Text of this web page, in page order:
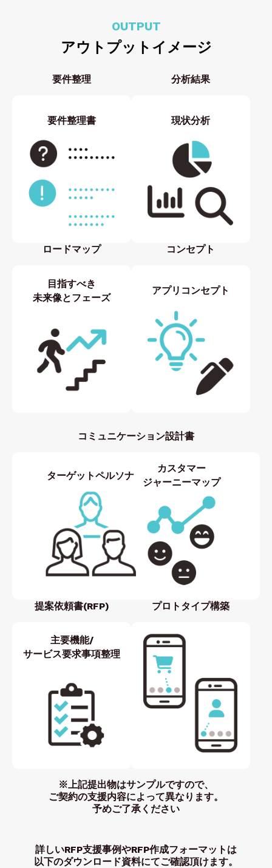
OUTPUT
アウトプットイメージ
要件整理
要件整理書
分析結果
現状分析
ロードマップ
目指すべき
未来像とフェーズ
コンセプト
アプリコンセプト
コミュニケーション設計書
ターゲットペルソナ
カスタマー
ジャーニーマップ
提案依頼書(RFP)
主要機能/
サービス要求事項整理
プロトタイプ構築
※上記提出物はサンプルですので、
ご契約の支援内容によって異なります。
予めご了承ください
詳しいRFP支援事例やRFP作成フォーマットは
以下のダウンロード資料にてご確認頂けます。